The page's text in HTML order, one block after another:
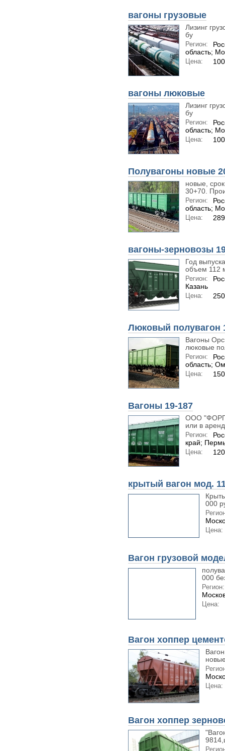
вагоны грузовые
Лизинг
бу
Регион:
область;
Цена:
вагоны люковые
Лизинг
бу
Регион:
область;
Цена:
Полувагоны новые
новые,
30+70.
Регион:
область;
Цена:
вагоны-зерновозы
Год
объем 112
Регион:
Казань
Цена:
Люковый полувагон
Вагоны
люковые
Регион:
область;
Цена:
Вагоны 19-187
ООО
или в
Регион:
край;
Цена:
крытый вагон мод.
000
Цена:
Вагон грузовой
000
Регион:
Цена:
Вагон хоппер
Цена:
Вагон хоппер